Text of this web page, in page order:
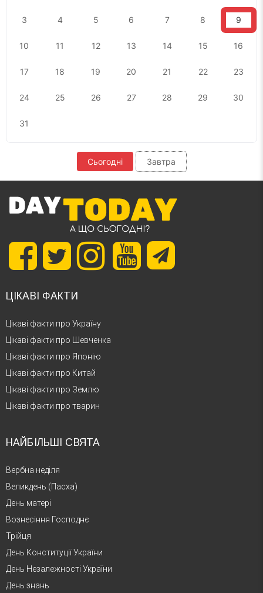
3 4 5 6 7 8 9
10 11 12 13 14 15 16
17 18 19 20 21 22 23
24 25 26 27 28 29 30
31
Сьогодні Завтра
ЦІКАВІ ФАКТИ
Цікаві факти про Україну
Цікаві факти про Шевченка
Цікаві факти про Японію
Цікаві факти про Китай
Цікаві факти про Землю
Цікаві факти про тварин
НАЙБІЛЬШІ СВЯТА
Вербна неділя
Великдень (Пасха)
День матері
Вознесіння Господнє
Трійця
День Конституції України
День Незалежності України
День знань